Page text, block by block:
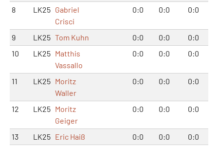
8
LK25 Gabriel
Crisci
0:0 0:0 0:0
9 LK25 Tom Kuhn 0:0 0:0
0:0
10
LK25 Matthis
Vassallo
0:0 0:0 0:0
11 LK25 Moritz
Waller
0:0 0:0 0:0
12 LK25 Moritz
Geiger
0:0 0:0 0:0
13 LK25 Eric Haiß 0:0 0:0
0:0